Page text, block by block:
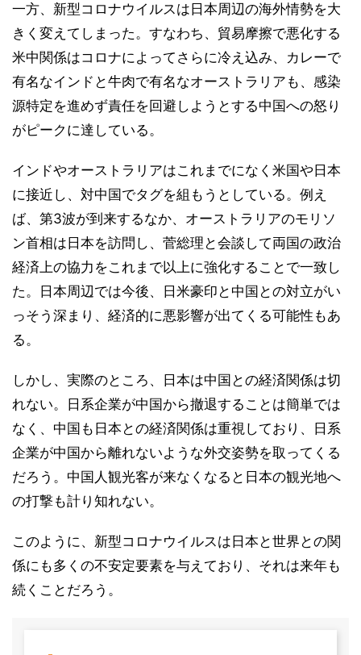
一方、新型コロナウイルスは日本周辺の海外情勢を大
きく変えてしまった。すなわち、貿易摩擦で悪化する
米中関係はコロナによってさらに冷え込み、カレーで
有名なインドと牛肉で有名なオーストラリアも、感染
源特定を進めず責任を回避しようとする中国への怒り
がピークに達している。
インドやオーストラリアはこれまでになく米国や日本
に接近し、対中国でタグを組もうとしている。例え
ば、第3波が到来するなか、オーストラリアのモリソ
ン首相は日本を訪問し、菅総理と会談して両国の政治
経済上の協力をこれまで以上に強化することで一致し
た。日本周辺では今後、日米豪印と中国との対立がい
っそう深まり、経済的に悪影響が出てくる可能性もあ
る。
しかし、実際のところ、日本は中国との経済関係は切
れない。日系企業が中国から撤退することは簡単では
なく、中国も日本との経済関係は重視しており、日系
企業が中国から離れないような外交姿勢を取ってくる
だろう。中国人観光客が来なくなると日本の観光地へ
の打撃も計り知れない。
このように、新型コロナウイルスは日本と世界との関
係にも多くの不安定要素を与えており、それは来年も
続くことだろう。